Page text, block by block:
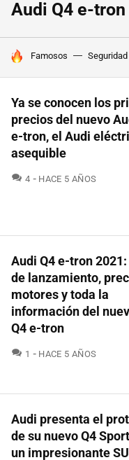
Audi Q4 e-
HOY SE HABLA DE
Famosos Seguridad
Ya se conocen los
precios del nuevo
e-tron, el Audi
asequible
4 COMENTARIOS
HACE 5 AÑOS
Audi Q4 e-tron
de lanzamiento,
motores y toda la
información del
Q4 e-tron
1 COMENTARIOS
HACE 5 AÑOS
Audi presenta el
de su nuevo Q4
un impresionante